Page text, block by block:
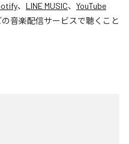
、 LINE MUSIC、 YouTube
の音楽配信サービスで聴くこと